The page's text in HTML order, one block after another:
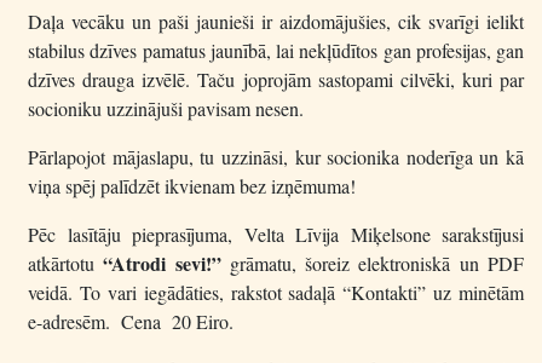
Daļa vecāku un paši jaunieši ir aizdomājušies, cik svarīgi ielikt
stabilus dzīves pamatus jaunībā, lai nekļūdītos gan profesijas, gan
dzīves drauga izvēlē. Taču joprojām sastopami cilvēki, kuri par
socioniku uzzinājuši pavisam nesen.
Pārlapojot mājaslapu, tu uzzināsi, kur socionika noderīga un kā
viņa spēj palīdzēt ikvienam bez izņēmuma!
Pēc lasītāju pieprasījuma, Velta Līvija Miķelsone sarakstījusi
atkārtotu“Atrodi sevi!”grāmatu, šoreiz elektroniskā un PDF
veidā. To vari iegādāties, rakstot sadaļā “Kontakti” uz minētām
e-adresēm. Cena 20 Eiro.